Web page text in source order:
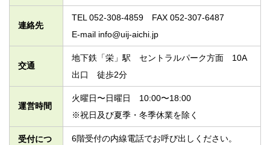
連絡先
TEL 052-308-4859 FAX 052-307-6487
E-mail info@uij-aichi.jp
交通
地下鉄「栄」駅 セントラルパーク方面 10A
出口 徒歩2分
運営時間
火曜日〜日曜日 10:00〜18:00
※祝日及び夏季・冬季休業を除く
受付につ
6階受付の内線電話でお呼び出しください。